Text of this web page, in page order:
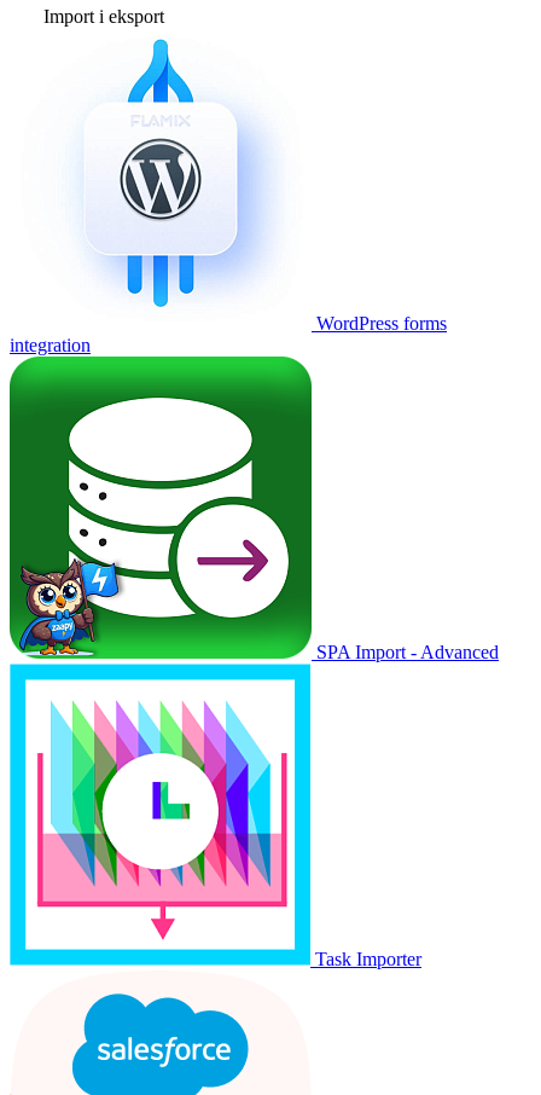
Import i eksport
WordPress forms
integration
SPA Import - Advanced
Task Importer